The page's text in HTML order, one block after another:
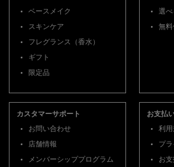
ベースメイク
スキンケア
フレグランス（香水）
ギフト
限定品
選べ
無料
カスタマーサポート
お問い合わせ
店舗情報
メンバーシッププログラム
お支払
利用
プ
お